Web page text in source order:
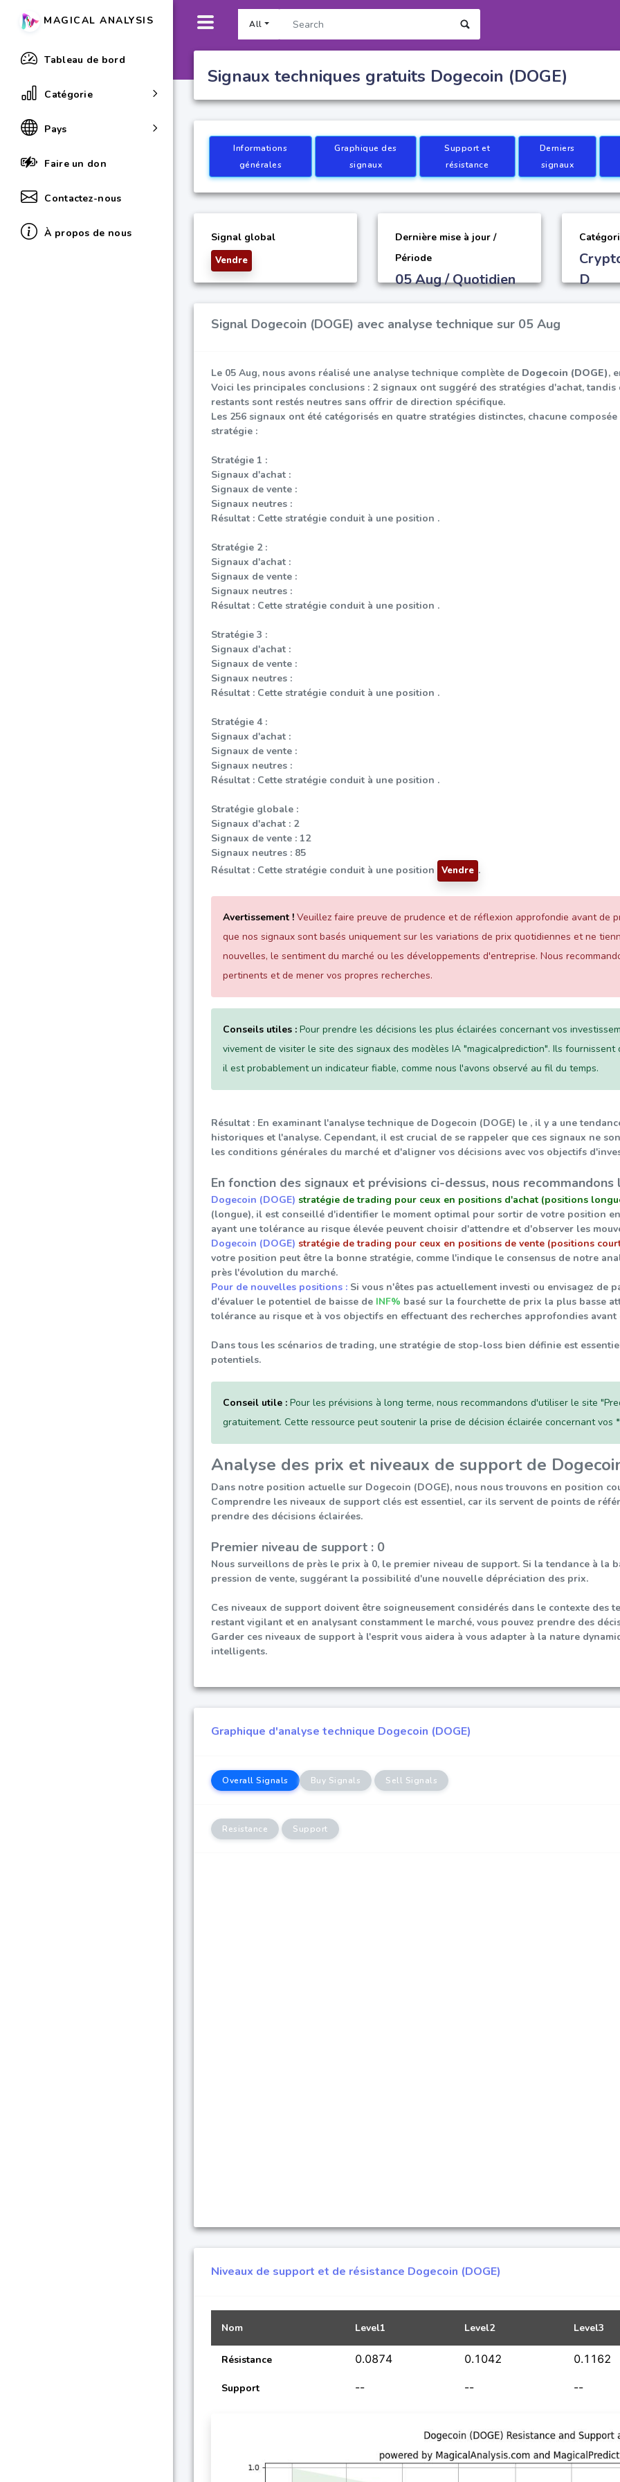
All
MAGICAL ANALYSIS
Tableau de bord
Catégorie
Pays
Faire un don
Contactez-nous
À propos de nous
Signaux techniques gratuits Dogecoin (DOGE)
Informations
générales
Graphique des
signaux
Support et
résistance
Derniers
signaux
Signal global
Vendre
Dernière mise à jour /
Période
05 Aug / Quotidien
D
Signal Dogecoin (DOGE) avec analyse technique sur 05 Aug
Le 05 Aug, nous avons réalisé une analyse technique complète de Dogecoin (DOGE),
Voici les principales conclusions : 2 signaux ont suggéré des stratégies d'achat,
restants sont restés neutres sans offrir de direction spécifique.
Les 256 signaux ont été catégorisés en quatre stratégies distinctes, chacune
stratégie :
Stratégie 1 :
Signaux d'achat :
Signaux de vente :
Signaux neutres :
Résultat : Cette stratégie conduit à une position .
Stratégie 2 :
Signaux d'achat :
Signaux de vente :
Signaux neutres :
Résultat : Cette stratégie conduit à une position .
Stratégie 3 :
Signaux d'achat :
Signaux de vente :
Signaux neutres :
Résultat : Cette stratégie conduit à une position .
Stratégie 4 :
Signaux d'achat :
Signaux de vente :
Signaux neutres :
Résultat : Cette stratégie conduit à une position .
Stratégie globale :
Signaux d'achat : 2
Signaux de vente : 12
Signaux neutres : 85
Résultat : Cette stratégie conduit à une position
Vendre .
Avertissement ! Veuillez faire preuve de prudence et de réflexion approfondie avant de
que nos signaux sont basés uniquement sur les variations de prix quotidiennes et ne
nouvelles, le sentiment du marché ou les développements d'entreprise. Nous
pertinents et de mener vos propres recherches.
Conseils utiles : Pour prendre les décisions les plus éclairées concernant vos
vivement de visiter le site des signaux des modèles IA "magicalprediction". Ils
il est probablement un indicateur fiable, comme nous l'avons observé au fil du temps.
Résultat : En examinant l'analyse technique de Dogecoin (DOGE) le , il y a une
historiques et l'analyse. Cependant, il est crucial de se rappeler que ces signaux ne
les conditions générales du marché et d'aligner vos décisions avec vos objectifs
En fonction des signaux et prévisions ci-dessus, nous
Dogecoin (DOGE) stratégie de trading pour ceux en positions d'achat (positions
(longue), il est conseillé d'identifier le moment optimal pour sortir de votre position
ayant une tolérance au risque élevée peuvent choisir d'attendre et d'observer les
Dogecoin (DOGE) stratégie de trading pour ceux en positions de vente (positions
votre position peut être la bonne stratégie, comme l'indique le consensus de notre
près l'évolution du marché.
Pour de nouvelles positions : Si vous n'êtes pas actuellement investi ou envisagez de
d'évaluer le potentiel de baisse de INF% basé sur la fourchette de prix la plus basse
tolérance au risque et à vos objectifs en effectuant des recherches approfondies
Dans tous les scénarios de trading, une stratégie de stop-loss bien définie est
potentiels.
Conseil utile : Pour les prévisions à long terme, nous recommandons d'utiliser le site
gratuitement. Cette ressource peut soutenir la prise de décision éclairée concernant vos
Analyse des prix et niveaux de support de
Dans notre position actuelle sur Dogecoin (DOGE), nous nous trouvons en position
Comprendre les niveaux de support clés est essentiel, car ils servent de points de
prendre des décisions éclairées.
Premier niveau de support : 0
Nous surveillons de près le prix à 0, le premier niveau de support. Si la tendance à la
pression de vente, suggérant la possibilité d'une nouvelle dépréciation des prix.
Ces niveaux de support doivent être soigneusement considérés dans le contexte des
restant vigilant et en analysant constamment le marché, vous pouvez prendre des
Garder ces niveaux de support à l'esprit vous aidera à vous adapter à la nature
intelligents.
Graphique d'analyse technique Dogecoin (DOGE)
Overall Signals Buy Signals Sell Signals
Resistance Support
Niveaux de support et de résistance Dogecoin (DOGE)
Nom Level1 Level2 Level3
Résistance 0.0874 0.1042 0.1162
Support -- -- --